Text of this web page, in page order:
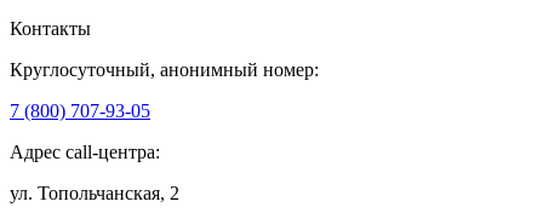
Контакты
Круглосуточный, анонимный номер:
7 (800) 707-93-05
Адрес call-центра:
ул. Топольчанская, 2